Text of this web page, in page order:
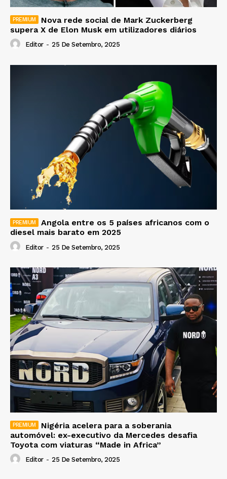
Nova rede social de Mark Zuckerberg
supera X de Elon Musk em utilizadores diários
Editor - 25 De Setembro, 2025
Angola entre os 5 países africanos com o
diesel mais barato em 2025
Editor - 25 De Setembro, 2025
Nigéria acelera para a soberania
automóvel: ex-executivo da Mercedes desafia
Toyota com viaturas “Made in Africa”
Editor - 25 De Setembro, 2025